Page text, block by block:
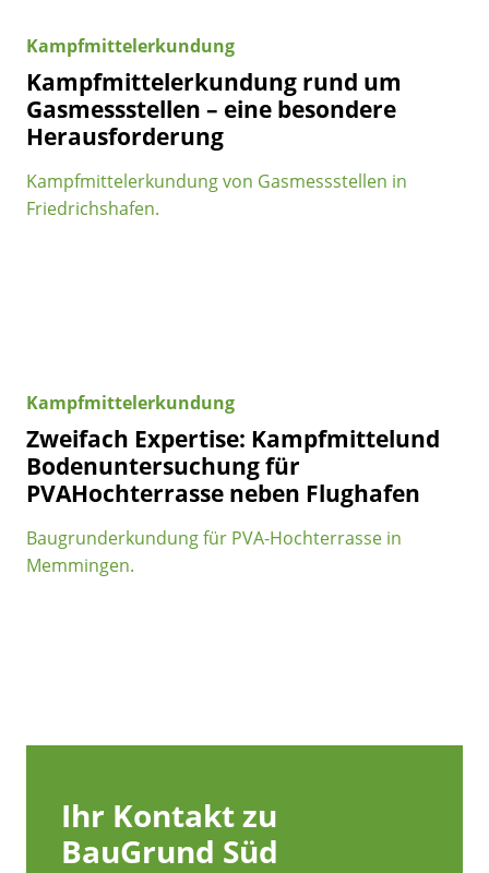
Kampfmittelerkundung
Kampfmittelerkundung rund um
Gasmessstellen – eine besondere
Herausforderung
Kampfmittelerkundung von Gasmessstellen in
Friedrichshafen.
Kampfmittelerkundung
Zweifach Expertise: Kampfmittelund
Bodenuntersuchung für
PVAHochterrasse neben Flughafen
Baugrunderkundung für PVA-Hochterrasse in
Memmingen.
Ihr Kontakt zu
BauGrund Süd